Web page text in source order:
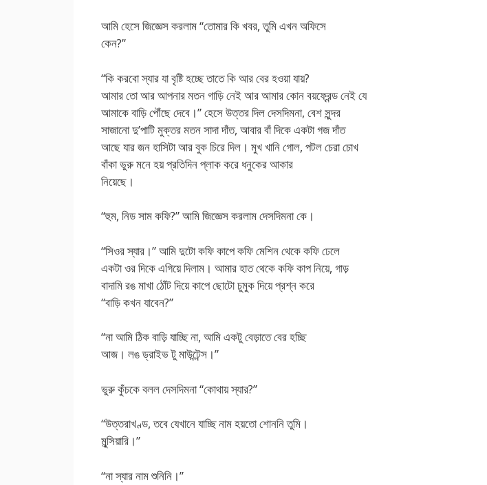
আমি হেসে জিজ্ঞেস করলাম “তোমার কি খবর, তুমি এখন অফিসে
কেন?”
“কি করবো স্যার যা বৃষ্টি হচ্ছে তাতে কি আর বের হওয়া যায়?
আমার তো আর আপনার মতন গাড়ি নেই আর আমার কোন বয়ফ্রেন্ড নেই যে
আমাকে বাড়ি পৌঁছে দেবে।” হেসে উত্তর দিল দেসদিমনা, বেশ সুন্দর
সাজানো দু’পাটি মুক্তর মতন সাদা দাঁত, আবার বাঁ দিকে একটা গজ দাঁত
আছে যার জন হাসিটা আর বুক চিরে দিল। মুখ খানি গোল, পটল চেরা চোখ
বাঁকা ভুরু মনে হয় প্রতিদিন প্লাক করে ধনুকের আকার
নিয়েছে।
“হুম, নিড সাম কফি?” আমি জিজ্ঞেস করলাম দেসদিমনা কে।
“সিওর স্যার।” আমি দুটো কফি কাপে কফি মেশিন থেকে কফি ঢেলে
একটা ওর দিকে এগিয়ে দিলাম। আমার হাত থেকে কফি কাপ নিয়ে, গাড়
বাদামি রঙ মাখা ঠোঁট দিয়ে কাপে ছোটো চুমুক দিয়ে প্রশ্ন করে
“বাড়ি কখন যাবেন?”
“না আমি ঠিক বাড়ি যাচ্ছি না, আমি একটু বেড়াতে বের হচ্ছি
আজ। লঙ ড্রাইভ টু মাউন্টেন্স।”
ভুরু কুঁচকে বলল দেসদিমনা “কোথায় স্যার?”
“উত্তরাখণ্ড, তবে যেখানে যাচ্ছি নাম হয়তো শোননি তুমি।
মুন্সিয়ারি।”
“না স্যার নাম শুনিনি।”